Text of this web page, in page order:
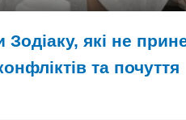
які не
та почуття